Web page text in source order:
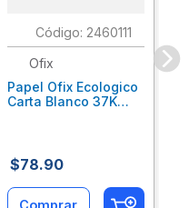
: 2460111
Ofix
Papel Ofix Ecologico
Carta Blanco 37K
$78.90
Comprar